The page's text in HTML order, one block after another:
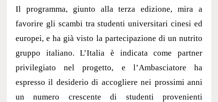
Il programma, giunto alla terza edizione, mira a
favorire gli scambi tra studenti universitari cinesi ed
europei, e ha già visto la partecipazione di un nutrito
gruppo italiano. L’Italia è indicata come partner
privilegiato nel progetto, e l’Ambasciatore ha
espresso il desiderio di accogliere nei prossimi anni
un numero crescente di studenti provenienti